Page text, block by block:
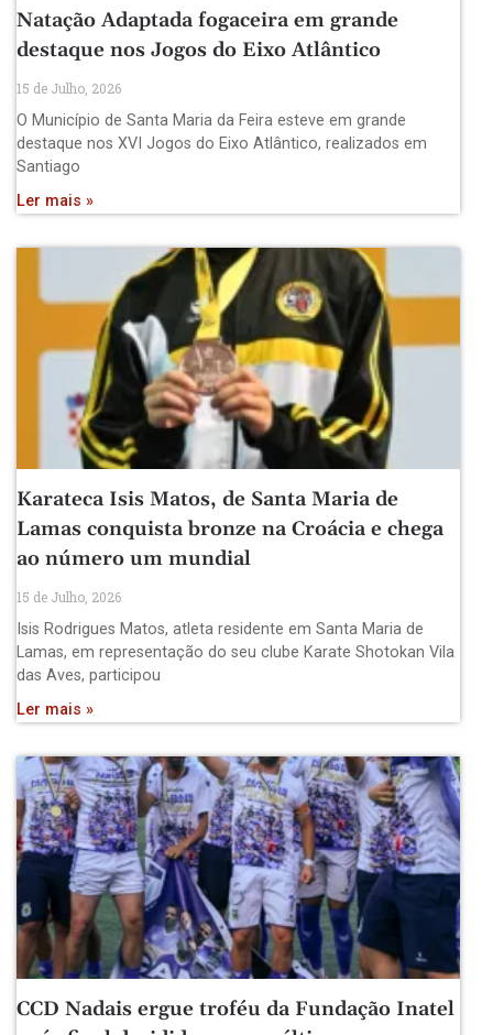
Natação Adaptada fogaceira em grande
destaque nos Jogos do Eixo Atlântico
15 de Julho, 2026
O Município de Santa Maria da Feira esteve em grande
destaque nos XVI Jogos do Eixo Atlântico, realizados em
Santiago
Ler mais »
Karateca Isis Matos, de Santa Maria de
Lamas conquista bronze na Croácia e chega
ao número um mundial
15 de Julho, 2026
Isis Rodrigues Matos, atleta residente em Santa Maria de
Lamas, em representação do seu clube Karate Shotokan Vila
das Aves, participou
Ler mais »
CCD Nadais ergue troféu da Fundação Inatel